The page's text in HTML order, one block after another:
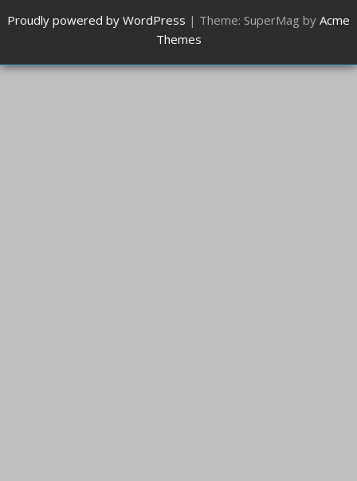
Proudly powered by WordPress | Theme: SuperMag by Acme
Themes